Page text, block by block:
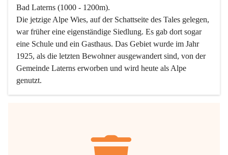
Bad Laterns (1000 - 1200m).
Die jetzige Alpe Wies, auf der Schattseite des Tales gelegen,
war früher eine eigenständige Siedlung. Es gab dort sogar
eine Schule und ein Gasthaus. Das Gebiet wurde im Jahr
1925, als die letzten Bewohner ausgewandert sind, von der
Gemeinde Laterns erworben und wird heute als Alpe
genutzt.